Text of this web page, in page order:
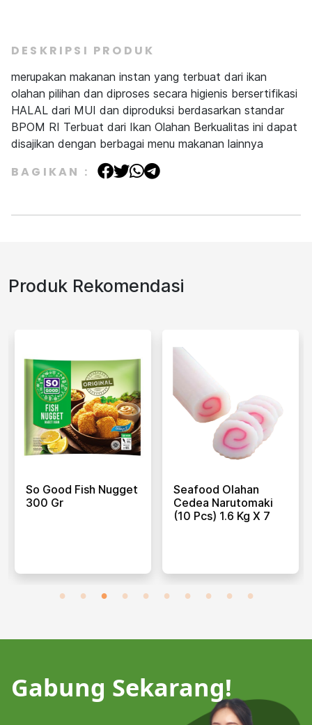
DESKRIPSI PRODUK
merupakan makanan instan yang terbuat dari ikan
olahan pilihan dan diproses secara higienis bersertifikasi
HALAL dari MUI dan diproduksi berdasarkan standar
BPOM RI Terbuat dari Ikan Olahan Berkualitas ini dapat
disajikan dengan berbagai menu makanan lainnya
BAGIKAN :
Produk Rekomendasi
So Good Fish Nugget
300 Gr
Seafood Olahan
Cedea Narutomaki
(10 Pcs) 1.6 Kg X 7
Gabung Sekarang!